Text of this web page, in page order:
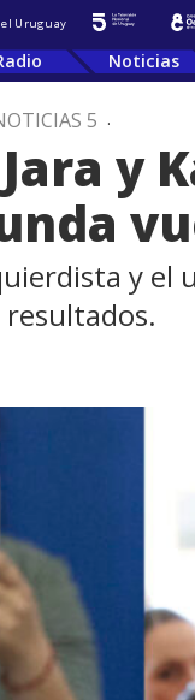
Uruguay
Noticias
5 .
y
y